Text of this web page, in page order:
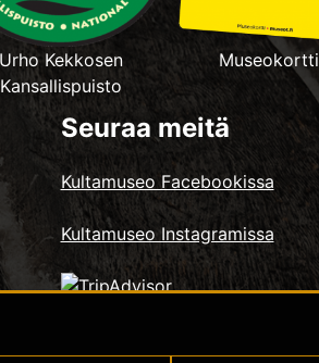
Urho Kekkosen
Kansallispuisto
Museokortti
Seuraa meitä
Kultamuseo Facebookissa
Kultamuseo Instagramissa